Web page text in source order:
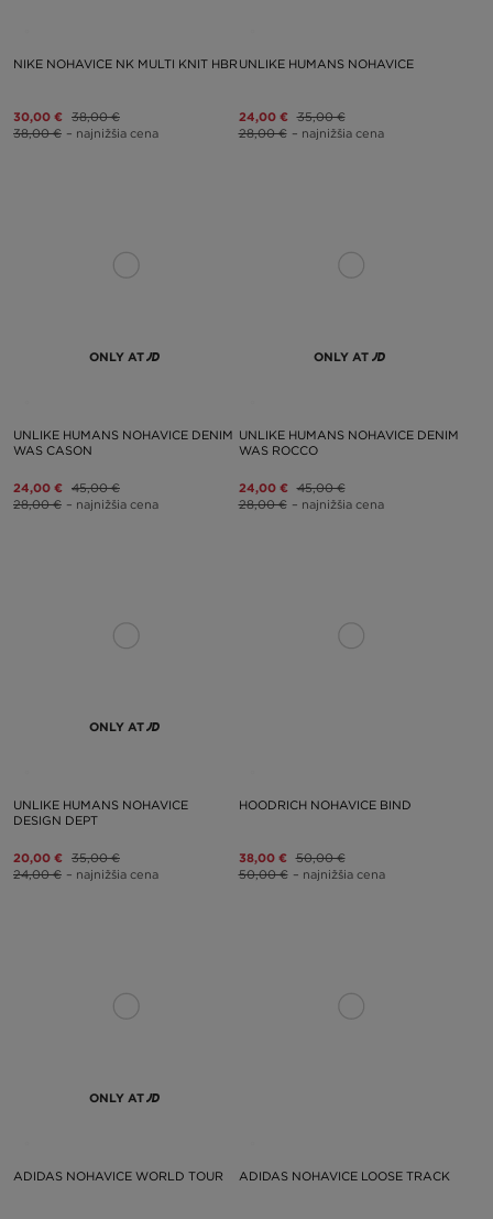
NIKE NOHAVICE NK MULTI KNIT HBR
30,00 € 38,00 €
38,00 € – najnižšia cena
UNLIKE HUMANS NOHAVICE
24,00 € 35,00 €
28,00 € – najnižšia cena
ONLY AT
UNLIKE HUMANS NOHAVICE DENIM
WAS CASON
24,00 € 45,00 €
28,00 € – najnižšia cena
ONLY AT
UNLIKE HUMANS NOHAVICE DENIM
WAS ROCCO
24,00 € 45,00 €
28,00 € – najnižšia cena
ONLY AT
UNLIKE HUMANS NOHAVICE
DESIGN DEPT
20,00 € 35,00 €
24,00 € – najnižšia cena
HOODRICH NOHAVICE BIND
38,00 € 50,00 €
50,00 € – najnižšia cena
ONLY AT
ADIDAS NOHAVICE WORLD TOUR ADIDAS NOHAVICE LOOSE TRACK